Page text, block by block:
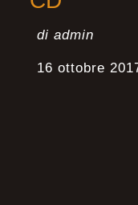
di admin
16 ottobre